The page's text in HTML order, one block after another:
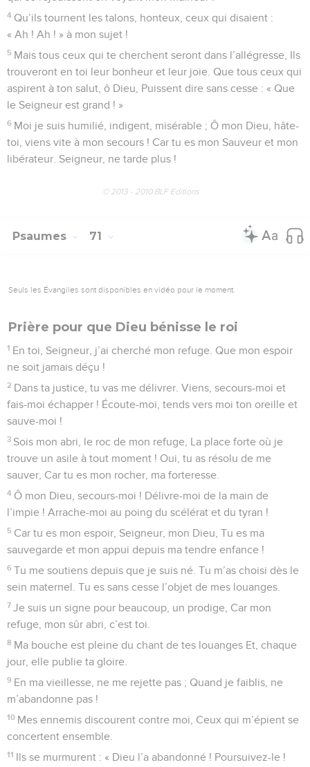
4 Qu’ils tournent les talons, honteux, ceux qui disaient :
« Ah ! Ah ! » à mon sujet !
5 Mais tous ceux qui te cherchent seront dans l’allégresse, Ils
trouveront en toi leur bonheur et leur joie. Que tous ceux qui
aspirent à ton salut, ô Dieu, Puissent dire sans cesse : « Que
le Seigneur est grand ! »
6 Moi je suis humilié, indigent, misérable ; Ô mon Dieu, hâte-
toi, viens vite à mon secours ! Car tu es mon Sauveur et mon
libérateur. Seigneur, ne tarde plus !
© 2013 - 2010 BLF Editions
Psaumes 71
Seuls les Évangiles sont disponibles en vidéo pour le moment.
Prière pour que Dieu bénisse le roi
1 En toi, Seigneur, j’ai cherché mon refuge. Que mon espoir
ne soit jamais déçu !
2 Dans ta justice, tu vas me délivrer. Viens, secours-moi et
fais-moi échapper ! Écoute-moi, tends vers moi ton oreille et
sauve-moi !
3 Sois mon abri, le roc de mon refuge, La place forte où je
trouve un asile à tout moment ! Oui, tu as résolu de me
sauver, Car tu es mon rocher, ma forteresse.
4 Ô mon Dieu, secours-moi ! Délivre-moi de la main de
l’impie ! Arrache-moi au poing du scélérat et du tyran !
5 Car tu es mon espoir, Seigneur, mon Dieu, Tu es ma
sauvegarde et mon appui depuis ma tendre enfance !
6 Tu me soutiens depuis que je suis né. Tu m’as choisi dès le
sein maternel. Tu es sans cesse l’objet de mes louanges.
7 Je suis un signe pour beaucoup, un prodige, Car mon
refuge, mon sûr abri, c’est toi.
8 Ma bouche est pleine du chant de tes louanges Et, chaque
jour, elle publie ta gloire.
9 En ma vieillesse, ne me rejette pas ; Quand je faiblis, ne
m’abandonne pas !
10 Mes ennemis discourent contre moi, Ceux qui m’épient se
concertent ensemble.
11 Ils se murmurent : « Dieu l’a abandonné ! Poursuivez-le !